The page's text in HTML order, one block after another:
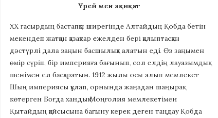
Үрей мен ақиқат
ХХ ғасырдың бастапқы ширегінде Алтайдың Қобда бетін
мекендеп жатқан қазақтар ежелден бері қалыптасқан
дәстүрлі дала заңын басшылыққа алатын еді. Өз заңымен
өмір сүріп, бір империяға бағынып, сол елдің лауазымдық
шенімен ел басқаратын. 1912 жылы осы алып мемлекет
Шың империясы құлап, орнында жаңадан шаңырақ
көтерген Боғда хандық Моңғолия мемлекетімен
Қытайдың қайсысына бағыну керек деген таңдау Қобда